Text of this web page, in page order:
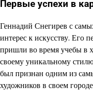
Первые успехи в
Геннадий Снегирев с
интерес к искусству. Его
пришли во время учебы в
своему уникальному
был признан одним из
художников в своем